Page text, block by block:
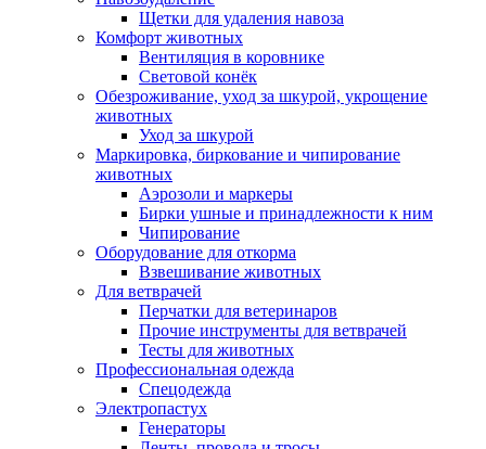
Щетки для удаления навоза
Комфорт животных
Вентиляция в коровнике
Световой конёк
Обезроживание, уход за шкурой, укрощение
животных
Уход за шкурой
Маркировка, биркование и чипирование
животных
Аэрозоли и маркеры
Бирки ушные и принадлежности к ним
Чипирование
Оборудование для откорма
Взвешивание животных
Для ветврачей
Перчатки для ветеринаров
Прочие инструменты для ветврачей
Тесты для животных
Профессиональная одежда
Cпецодежда
Электропастух
Генераторы